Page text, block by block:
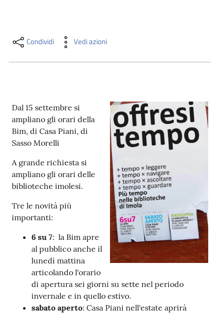
Piani
storico
Decentrate
lettura
Condividi Vedi azioni
Dal 15 settembre si
ampliano gli orari della
Bim, di Casa Piani, di
Sasso Morelli
A grande richiesta si
ampliano gli orari delle
biblioteche imolesi.
Tre le novità più
importanti:
6 su 7: la Bim apre
al pubblico anche il
lunedì mattina
articolando l'orario
di apertura sei giorni su sette nel periodo
invernale e in quello estivo.
sabato aperto: Casa Piani nell'estate aprirà